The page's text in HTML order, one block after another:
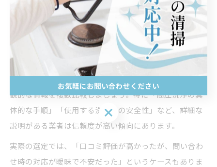
は個人の主観や一時的なトラブルに左右されやすく、実
際の作業内容やアフターサービスの質までは分かりませ
口コミ以外にも、公式サイトの作業工程説明、見積書の
明細、作業保証の有無、防カビ処理の対応範囲など、客
観的な情報を複数比較しましょう。特に「高圧洗浄の具
体的な手順」「使用する洗浄剤の安全性」など、詳細な
説明がある業者は信頼度が高い傾向にあります。
実際の選定では、「口コミ評価が高かったが、問い合わ
せ時の対応が曖昧で不安だった」というケースもありま
お気軽にお問い合わせください
お気軽にお問い合わせください